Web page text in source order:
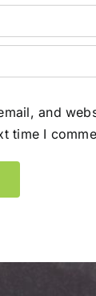
and
time I